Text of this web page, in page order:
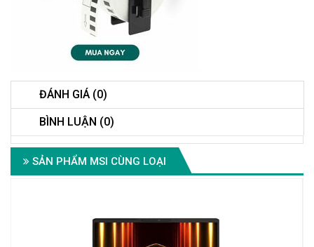
ĐÁNH GIÁ (0)
BÌNH LUẬN (0)
SẢN PHẨM MSI CÙNG LOẠI